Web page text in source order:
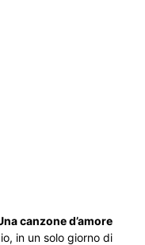
canzone d’amore
in un solo giorno di